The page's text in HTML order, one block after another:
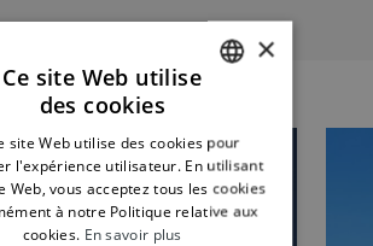
ITALIAN
SPANISH
×
Ce site Web utilise
des cookies
site Web utilise des cookies pour
l'expérience utilisateur. En utilisant
Web, vous acceptez tous les cookies
à notre Politique relative aux
cookies. En savoir plus